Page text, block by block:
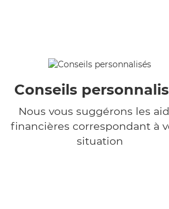
Conseils
Nous vous suggérons les
financières correspondant à
situation